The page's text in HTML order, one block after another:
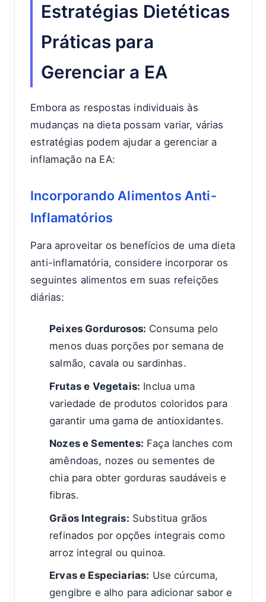
Estratégias Dietéticas
Práticas para
Gerenciar a EA
Embora as respostas individuais às
mudanças na dieta possam variar, várias
estratégias podem ajudar a gerenciar a
inflamação na EA:
Incorporando Alimentos Anti-
Inflamatórios
Para aproveitar os benefícios de uma dieta
anti-inflamatória, considere incorporar os
seguintes alimentos em suas refeições
diárias:
Peixes Gordurosos: Consuma pelo
menos duas porções por semana de
salmão, cavala ou sardinhas.
Frutas e Vegetais: Inclua uma
variedade de produtos coloridos para
garantir uma gama de antioxidantes.
Nozes e Sementes: Faça lanches com
amêndoas, nozes ou sementes de
chia para obter gorduras saudáveis e
fibras.
Grãos Integrais: Substitua grãos
refinados por opções integrais como
arroz integral ou quinoa.
Ervas e Especiarias: Use cúrcuma,
gengibre e alho para adicionar sabor e